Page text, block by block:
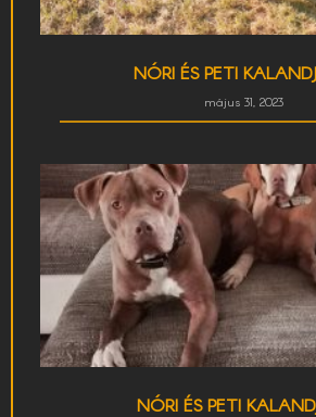
NÓRI ÉS PETI
május 31, 2023
NÓRI ÉS PETI